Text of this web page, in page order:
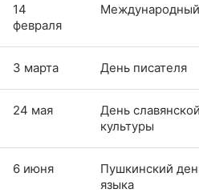
14
февраля
3 марта День писателя
24 мая
День
культуры
6 июня
Пушкинский
языка